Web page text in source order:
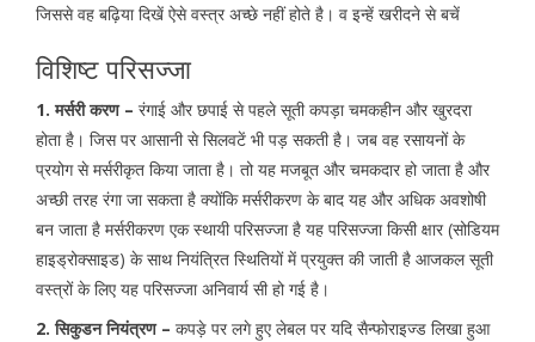
जिससे वह बढ़िया दिखें ऐसे वस्त्र अच्छे नहीं होते है। व इन्हें खरीदने से बचें
विशिष्ट परिसज्जा
1. मर्सरी करण – रंगाई और छपाई से पहले सूती कपड़ा चमकहीन और खुरदरा
होता है। जिस पर आसानी से सिलवटें भी पड़ सकती है। जब वह रसायनों के
प्रयोग से मर्सरीकृत किया जाता है। तो यह मजबूत और चमकदार हो जाता है और
अच्छी तरह रंगा जा सकता है क्योंकि मर्सरीकरण के बाद यह और अधिक अवशोषी
बन जाता है मर्सरीकरण एक स्थायी परिसज्जा है यह परिसज्जा किसी क्षार (सोडियम
हाइड्रोक्साइड) के साथ नियंत्रित स्थितियों में प्रयुक्त की जाती है आजकल सूती
वस्त्रों के लिए यह परिसज्जा अनिवार्य सी हो गई है।
2. सिकुडन नियंत्रण – कपड़े पर लगे हुए लेबल पर यदि सैन्फोराइज्ड लिखा हुआ